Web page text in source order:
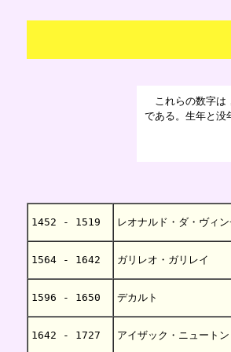
これらの数字は
である。生年と没
1452 - 1519 レオナルド・ダ・ヴィン
1564 - 1642 ガリレオ・ガリレイ
1596 - 1650 デカルト
1642 - 1727 アイザック・ニュートン